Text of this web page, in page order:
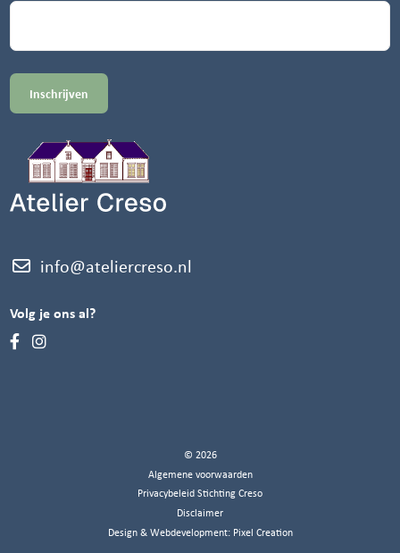
info@ateliercreso.nl
Volg je ons al?
© 2026
Algemene voorwaarden
Privacybeleid Stichting Creso
Disclaimer
Design & Webdevelopment: Pixel Creation